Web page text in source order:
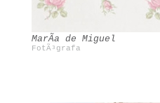
MarÃ­a de Miguel
FotÃ³grafa